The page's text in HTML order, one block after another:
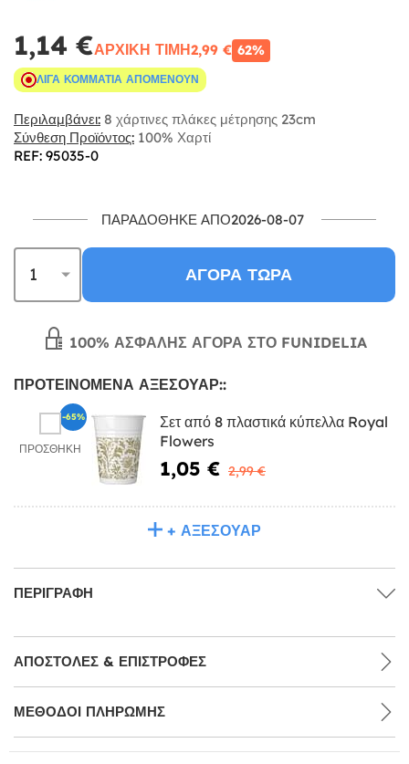
1,14 €ΑΡΧΙΚΉ ΤΙΜΉ2,99 € 62%
ΛΊΓΑ ΚΟΜΜΆΤΙΑ ΑΠΟΜΈΝΟΥΝ
Περιλαμβάνει: 8 χάρτινες πλάκες μέτρησης 23cm
Σύνθεση Προϊόντος: 100% Χαρτί
REF: 95035-0
ΠΑΡΑΔΌΘΗΚΕ ΑΠΌ2026-08-07
ΑΓΟΡΆ ΤΏΡΑ
100% ΑΣΦΑΛΉΣ ΑΓΟΡΆ ΣΤΟ FUNIDELIA
ΠΡΟΤΕΙΝΌΜΕΝΑ ΑΞΕΣΟΥΆΡ::
ΠΡΟΣΘΉΚΗ
Σετ από 8 πλαστικά κύπελλα Royal
Flowers
1,05 € 2,99 €
-65%
+ ΑΞΕΣΟΥΆΡ
ΠΕΡΙΓΡΑΦΉ
ΑΠΟΣΤΟΛΈΣ & ΕΠΙΣΤΡΟΦΈΣ
ΜΕΘΌΔΟΙ ΠΛΗΡΩΜΉΣ